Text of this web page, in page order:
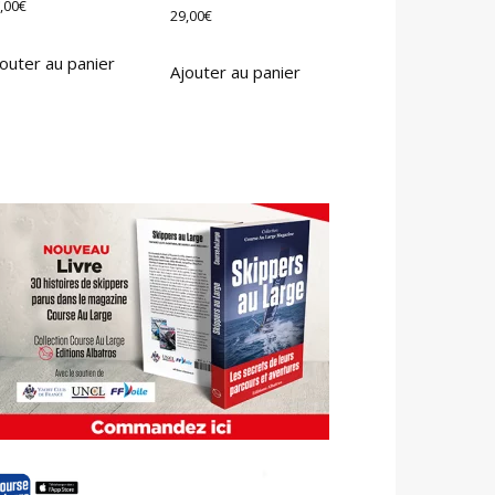
€
au panier
29,00€
Ajouter au panier